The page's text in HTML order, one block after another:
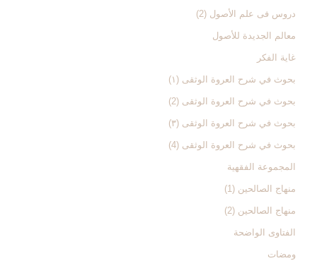
دروس فی علم الأصول (2)
معالم الجدیدة للأصول
غایة الفکر
بحوث في شرح العروة الوثقی (۱)
بحوث في شرح العروة الوثقی (2)
بحوث في شرح العروة الوثقی (۳)
بحوث في شرح العروة الوثقی (4)
المجموعة الفقهیة
منهاج الصالحین (1)
منهاج الصالحین (2)
الفتاوی الواضحة
ومضات